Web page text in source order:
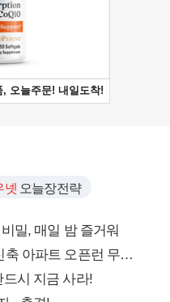
넷 오늘장전략
밀, 매일 밤 즐거워
파트 오픈런 무슨일?
시 지금 사라!